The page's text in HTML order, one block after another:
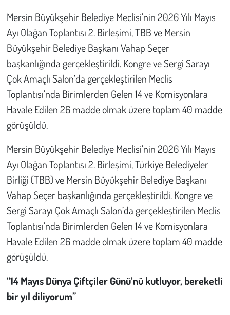
Mersin Büyükşehir Belediye Meclisi’nin 2026 Yılı Mayıs
Ayı Olağan Toplantısı 2. Birleşimi, TBB ve Mersin
Büyükşehir Belediye Başkanı Vahap Seçer
başkanlığında gerçekleştirildi. Kongre ve Sergi Sarayı
Çok Amaçlı Salon’da gerçekleştirilen Meclis
Toplantısı’nda Birimlerden Gelen 14 ve Komisyonlara
Havale Edilen 26 madde olmak üzere toplam 40 madde
görüşüldü.
Mersin Büyükşehir Belediye Meclisi’nin 2026 Yılı Mayıs
Ayı Olağan Toplantısı 2. Birleşimi, Türkiye Belediyeler
Birliği (TBB) ve Mersin Büyükşehir Belediye Başkanı
Vahap Seçer başkanlığında gerçekleştirildi. Kongre ve
Sergi Sarayı Çok Amaçlı Salon’da gerçekleştirilen Meclis
Toplantısı’nda Birimlerden Gelen 14 ve Komisyonlara
Havale Edilen 26 madde olmak üzere toplam 40 madde
görüşüldü.
“14 Mayıs Dünya Çiftçiler Günü’nü kutluyor, bereketli
bir yıl diliyorum”
Vefat İlanları
Tarih
Hukuk
Tarım
Kent
Eğlence